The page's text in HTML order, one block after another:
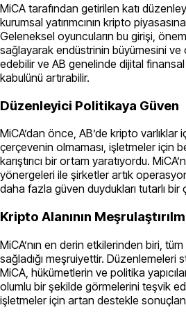
MiCA tarafından getirilen katı
kurumsal yatırımcının kripto
Geleneksel oyuncuların bu girişi,
sağlayarak endüstrinin büyümesini ve
edebilir ve AB genelinde dijital
kabulünü artırabilir.
Düzenleyici Politikaya Güven
MiCA’dan önce, AB’de kripto
çerçevenin olmaması, işletmeler için
karıştırıcı bir ortam yaratıyordu.
yönergeleri ile şirketler artık
daha fazla güven duydukları tutarlı
Kripto Alanının
MiCA’nın en derin etkilerinden biri,
sağladığı meşruiyettir. Düzenlemeleri
MiCA, hükümetlerin ve politika
olumlu bir şekilde görmelerini teşvik
işletmeler için artan destekle